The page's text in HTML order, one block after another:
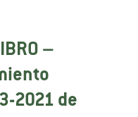
–
2021 de